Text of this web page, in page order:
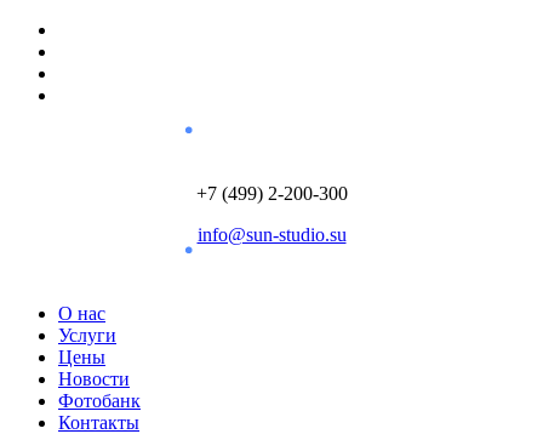
+7 (499) 2-200-300
info@sun-studio.su
О нас
Услуги
Цены
Новости
Фотобанк
Контакты